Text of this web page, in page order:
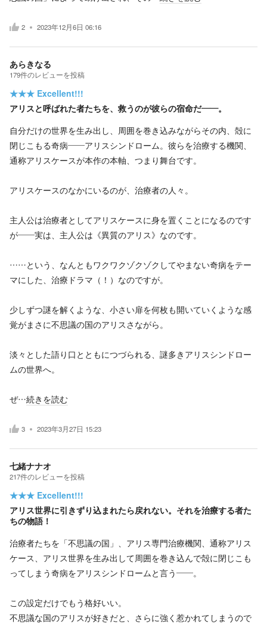
2 2023年12月6日 06:16
あらきなる
179件のレビューを投稿
★★★ Excellent!!!
アリスと呼ばれた者たちを、救うのが彼らの宿命だ——。
自分だけの世界を生み出し、周囲を巻き込みながらその内、殻に
閉じこもる奇病——アリスシンドローム。彼らを治療する機関、
通称アリスケースが本作の本軸、つまり舞台です。
アリスケースのなかにいるのが、治療者の人々。
主人公は治療者としてアリスケースに身を置くことになるのです
が——実は、主人公は《異質のアリス》なのです。
……という、なんともワクワクゾクゾクしてやまない奇病をテー
マにした、治療ドラマ（！）なのですが。
少しずつ謎を解くような、小さい扉を何枚も開いていくような感
覚がまさに不思議の国のアリスさながら。
淡々とした語り口とともにつづられる、謎多きアリスシンドロー
ムの世界へ。
ぜ…続きを読む
3 2023年3月27日 15:23
七緒ナナオ
217件のレビューを投稿
★★★ Excellent!!!
アリス世界に引きずり込まれたら戻れない。それを治療する者た
ちの物語！
治療者たちを「不思議の国」、アリス専門治療機関、通称アリス
ケース、アリス世界を生み出して周囲を巻き込んで殻に閉じこも
ってしまう奇病をアリスシンドロームと言う——。
この設定だけでもう格好いい。
不思議な国のアリスが好きだと、さらに強く惹かれてしまうので